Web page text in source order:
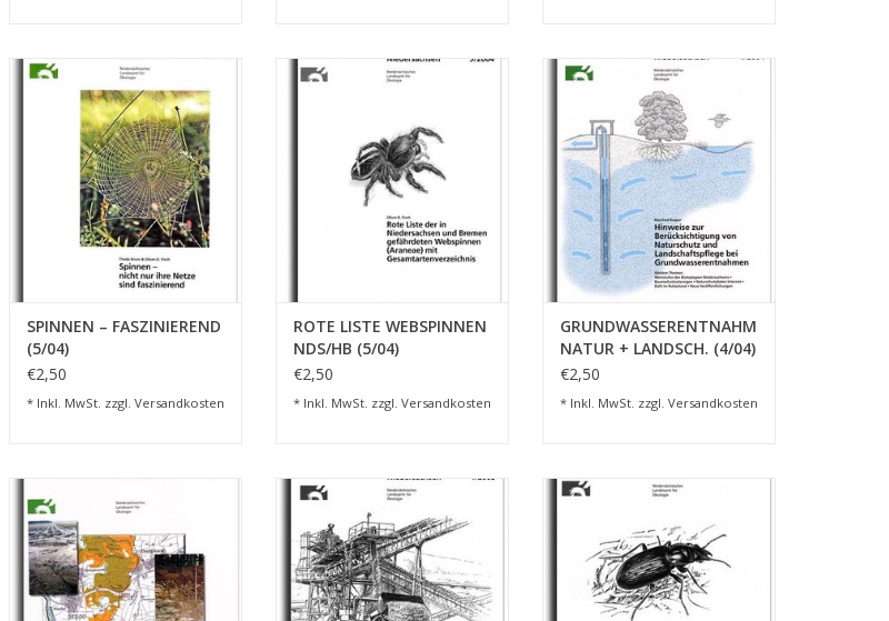
SPINNEN – FASZINIEREND (5/04)
ZUM WARENKORB HINZUFÜGEN
SPINNEN – FASZINIEREND
(5/04)
€2,50
* Inkl. MwSt. zzgl. Versandkosten
ROTE LISTE WEBSPINNEN NDS/HB
ZUM WARENKORB HINZUFÜGEN
ROTE LISTE WEBSPINNEN
NDS/HB (5/04)
SUPPLEMENT
€2,50
* Inkl. MwSt. zzgl. Versandkosten
GRUNDWASSERENTNAHMEN
NATUR + LANDSCH. (4/04)
ZUM WARENKORB HINZUFÜGEN
GRUNDWASSERENTNAHMEN
NATUR + LANDSCH. (4/04)
€2,50
* Inkl. MwSt. zzgl. Versandkosten
LANDSCHAFTS-RPl. (2/04)
ZUM WARENKORB HINZUFÜGEN
EINGRIFFSREGELUNG
BODENABBAU (4/03)
ZUM WARENKORB HINZUFÜGEN
ROTE LISTE (SAND-)LAUF- KÄFER
ZUM WARENKORB HINZUFÜGEN